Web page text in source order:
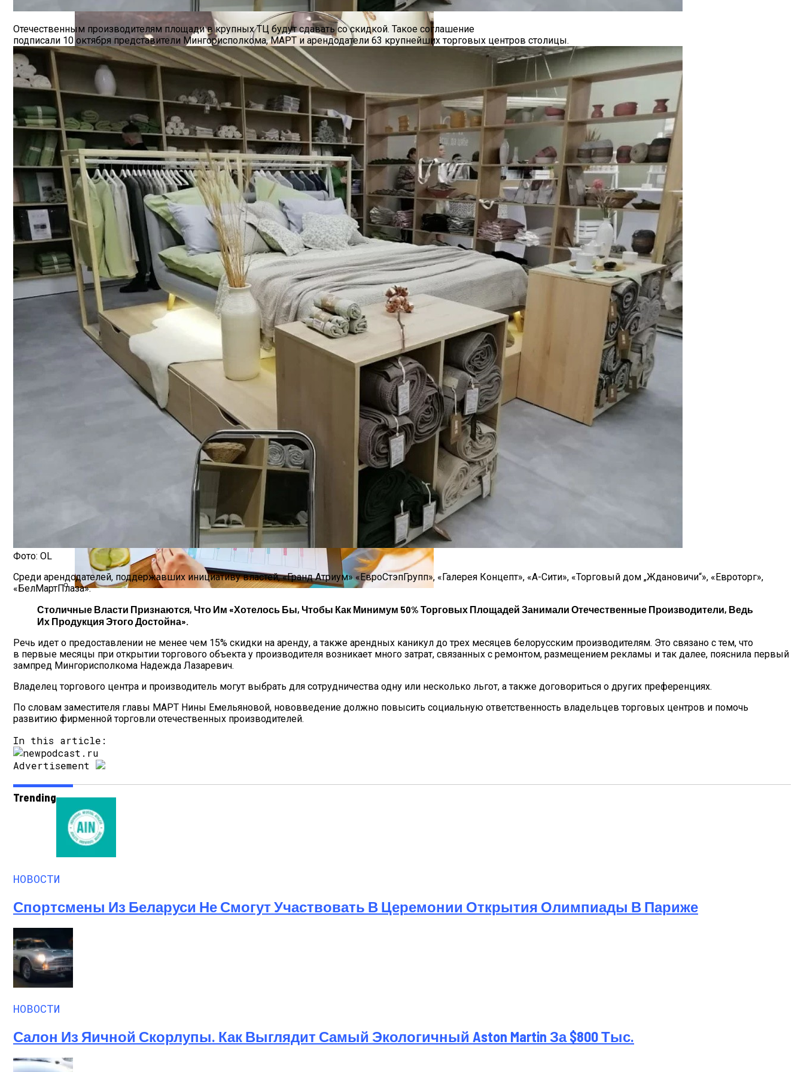
В Беларуси Составили Топ-10 Эмитентов Самых Востребованных Акций И Облигаций За 2023 Год
Life:) Расширил Сеть 4G По Всей Стране
Как Грамотно Начать Карьеру Молодым Специалистам
Какие Навыки Станут Ключевыми Через 10 Лет И Как Подготовиться К Ним Сегодня
Hyundai Santa Fe: Мощное Сочетание Традиций И Новаций При Расходе 6 Л На «сотню»
Какие Кредиты Дают В Беларуси На Китайские Автомобили
Шипы Или Липучка? Что Выбрать В Условиях Российской Зимы?
Безлактозное Молоко — Обычное Молоко Или Хорошая Альтернатива?
7 Домашних Методов Для Улучшения Памяти И Концентрации
Как Мы Худеем: 8 Этапов Похудения У Мужчин И Женщин
Отечественным производителям площади в крупных ТЦ будут сдавать со скидкой. Такое соглашение
подписали 10 октября представители Мингорисполкома, МАРТ и арендодатели 63 крупнейших торговых центров столицы.
Фото: OL
Среди арендодателей, поддержавших инициативу властей, «Гранд Атриум» «ЕвроСтэпГрупп», «Галерея Концепт», «А-Сити», «Торговый дом „Ждановичи“», «Евроторг»,
«БелМартПлаза».
Столичные Власти Признаются, Что Им «хотелось Бы, Чтобы Как Минимум 50% Торговых Площадей Занимали Отечественные Производители, Ведь
Их Продукция Этого Достойна».
Речь идет о предоставлении не менее чем 15% скидки на аренду, а также арендных каникул до трех месяцев белорусским производителям. Это связано с тем, что
в первые месяцы при открытии торгового объекта у производителя возникает много затрат, связанных с ремонтом, размещением рекламы и так далее, пояснила первый
зампред Мингорисполкома Надежда Лазаревич.
Владелец торгового центра и производитель могут выбрать для сотрудничества одну или несколько льгот, а также договориться о других преференциях.
По словам заместителя главы МАРТ Нины Емельяновой, нововведение должно повысить социальную ответственность владельцев торговых центров и помочь
развитию фирменной торговли отечественных производителей.
In this article:
Advertisement
Trending
НОВОСТИ
Спортсмены Из Беларуси Не Смогут Участвовать В Церемонии Открытия Олимпиады В Париже
НОВОСТИ
Салон Из Яичной Скорлупы. Как Выглядит Самый Экологичный Aston Martin За $800 Тыс.